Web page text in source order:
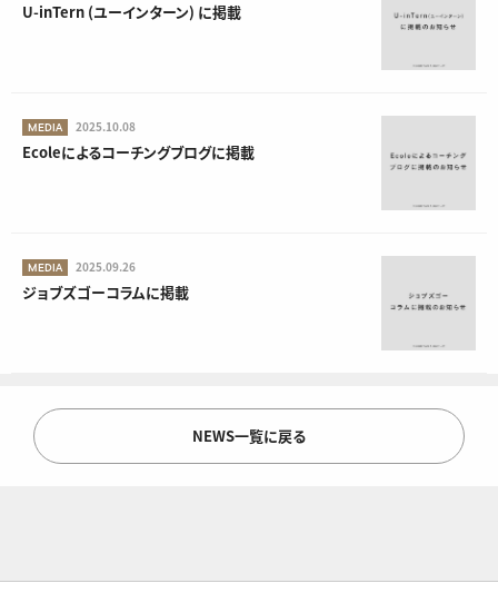
U-inTern (ユーインターン) に掲載
MEDIA 2025.10.08
Ecoleによるコーチングブログに掲載
MEDIA 2025.09.26
ジョブズゴーコラムに掲載
NEWS一覧に戻る